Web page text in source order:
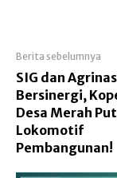
Berita sebelumnya
SIG dan Agrinas
Bersinergi,
Desa Merah
Lokomotif
Pembangunan!